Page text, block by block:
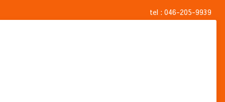
tel : 046-205-9939